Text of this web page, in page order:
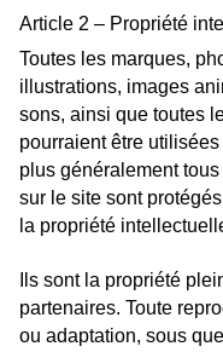
Article 2 – Propriété
Toutes les marques,
illustrations, images
sons, ainsi que toutes
pourraient être
plus généralement
sur le site sont
la propriété
Ils sont la propriété
partenaires. Toute
ou adaptation, sous